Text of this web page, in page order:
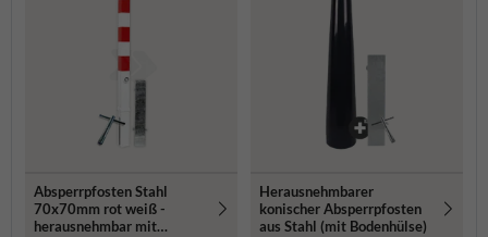
Absperrpfosten Stahl
70x70mm rot weiß -
herausnehmbar mit
Herausnehmbarer
konischer Absperrpfosten
aus Stahl (mit Bodenhülse)